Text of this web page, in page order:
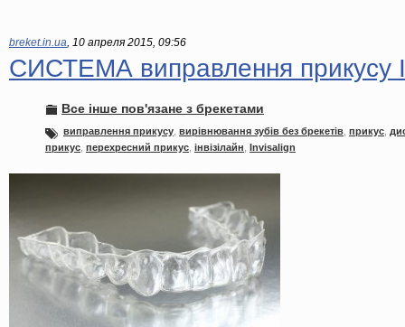
breket.in.ua, 10 апреля 2015, 09:56
СИСТЕМА виправлення прикусу
Все інше пов'язане з брекетами
виправлення прикусу вирівнювання зубів без брекетів прикус
прикус перехресний прикус інвізілайн Invisalign